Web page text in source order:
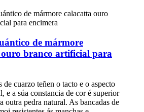
de mármore
ouro branco artificial para
de cuarzo teñen o tacto e o aspecto
e a súa constancia de cor é superior
outra pedra natural. As bancadas de